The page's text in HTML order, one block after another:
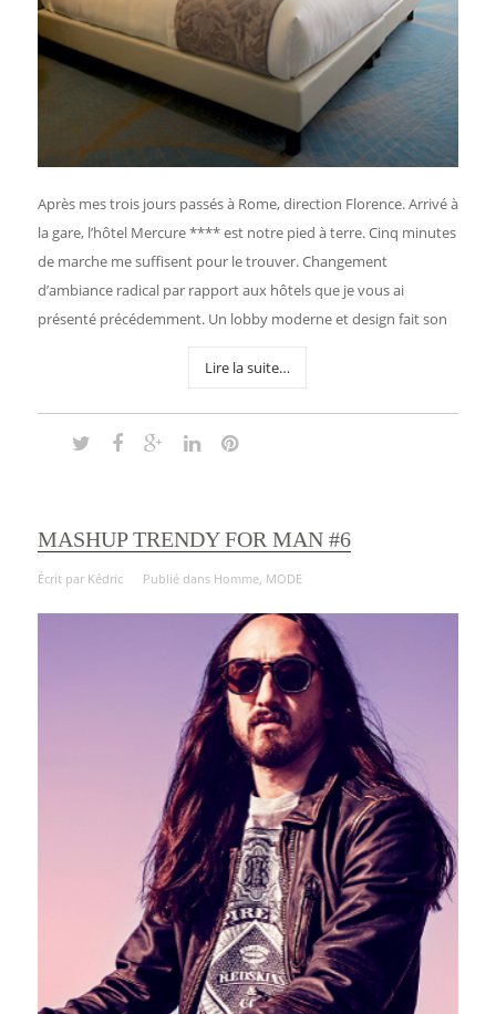
Après mes trois jours passés à Rome, direction Florence. Arrivé à
la gare, l’hôtel Mercure **** est notre pied à terre. Cinq minutes
de marche me suffisent pour le trouver. Changement
d’ambiance radical par rapport aux hôtels que je vous ai
présenté précédemment. Un lobby moderne et design fait son
Lire la suite…
MASHUP TRENDY FOR MAN #6
Écrit par Kédric Publié dans Homme, MODE